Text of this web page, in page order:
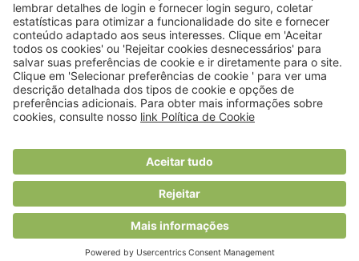
© 2018 Viver Saudável
O portal dos profissionais de nutrição
Created byRHP Consulting